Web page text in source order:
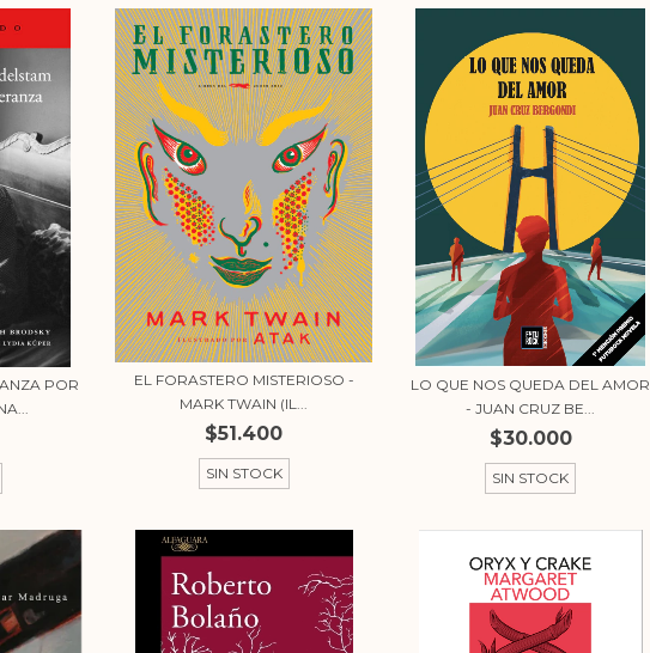
POR
EL FORASTERO MISTERIOSO -
MARK TWAIN (IL...
$51.400
SIN STOCK
LO QUE NOS QUEDA DEL AMOR
- JUAN CRUZ BE...
$30.000
SIN STOCK